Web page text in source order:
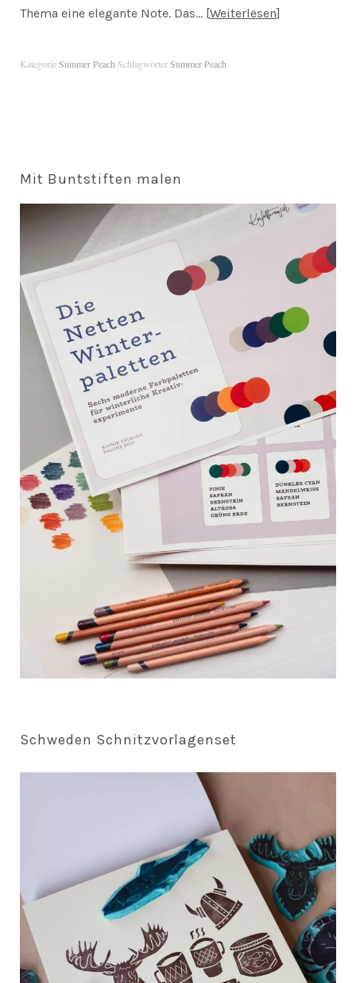
Thema eine elegante Note. Das… Weiterlesen
KategorieSummer PeachSchlagwörterSummer Peach
Mit Buntstiften malen
Schweden Schnitzvorlagenset